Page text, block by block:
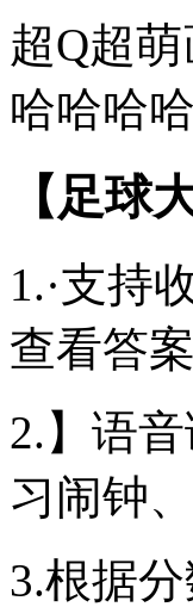
超Q超
哈哈哈
【足球
1.·支持
查看答
2.】语
习闹钟
3.根据